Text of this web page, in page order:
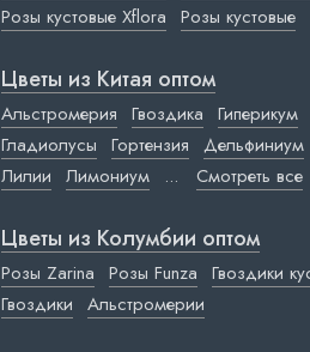
Розы кустовые Xflora Розы кустовые
Цветы из Китая оптом
Альстромерия Гвоздика Гиперикум
Гладиолусы Гортензия Дельфиниум
Лилии Лимониум ... Смотреть все
Цветы из Колумбии оптом
Розы Zarina Розы Funza Гвоздики
Гвоздики Альстромерии